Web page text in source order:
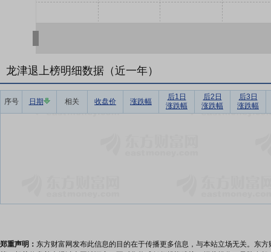
龙津退上榜明细数据（近一年）
序号 日期 相关 收盘价 涨跌幅
后1日
涨跌幅
后2日
涨跌幅
后3日
涨跌幅
郑重声明： 东方财富网发布此信息的目的在于传播更多信息，与本站立场无关。东